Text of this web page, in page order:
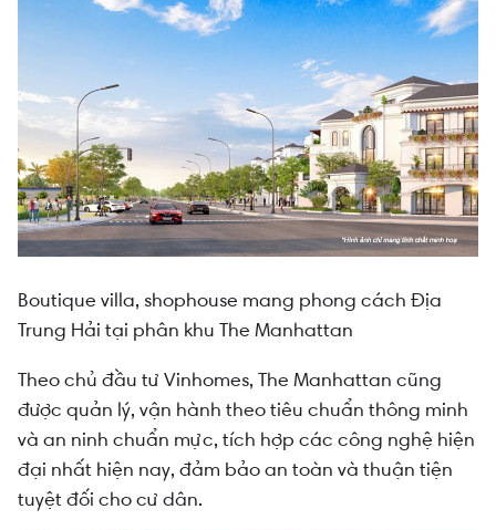
Boutique villa, shophouse mang phong cách Địa
Trung Hải tại phân khu The Manhattan
Theo chủ đầu tư Vinhomes, The Manhattan cũng
được quản lý, vận hành theo tiêu chuẩn thông minh
và an ninh chuẩn mực, tích hợp các công nghệ hiện
đại nhất hiện nay, đảm bảo an toàn và thuận tiện
tuyệt đối cho cư dân.